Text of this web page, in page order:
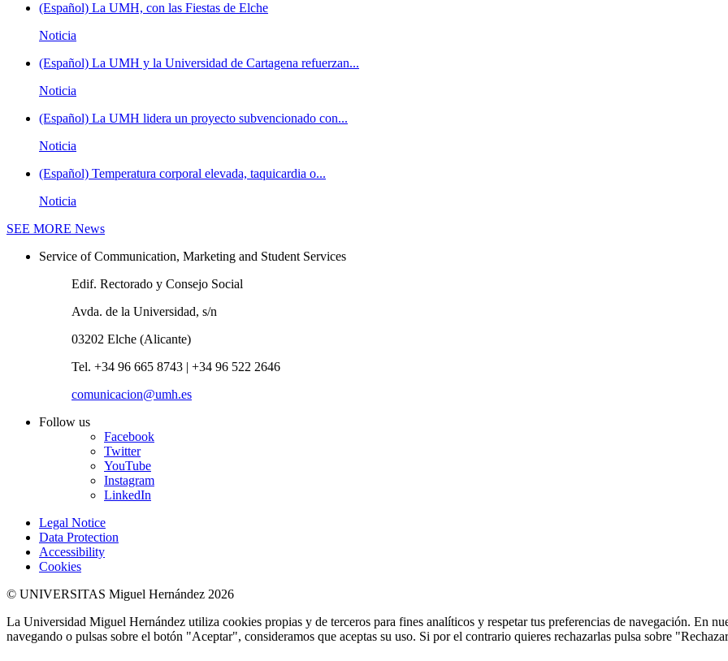
(Español) La UMH, con las Fiestas de Elche
Noticia
(Español) La UMH y la Universidad de Cartagena refuerzan...
Noticia
(Español) La UMH lidera un proyecto subvencionado con...
Noticia
(Español) Temperatura corporal elevada, taquicardia o...
Noticia
SEE MORE News
Service of Communication, Marketing and Student Services
Edif. Rectorado y Consejo Social
Avda. de la Universidad, s/n
03202 Elche (Alicante)
Tel. +34 96 665 8743 | +34 96 522 2646
comunicacion@umh.es
Follow us
Facebook
Twitter
YouTube
Instagram
LinkedIn
Legal Notice
Data Protection
Accessibility
Cookies
© UNIVERSITAS Miguel Hernández 2026
La Universidad Miguel Hernández utiliza cookies propias y de terceros para fines analíticos y respetar tus preferencias de navegación. En
navegando o pulsas sobre el botón "Aceptar", consideramos que aceptas su uso. Si por el contrario quieres rechazarlas pulsa sobre